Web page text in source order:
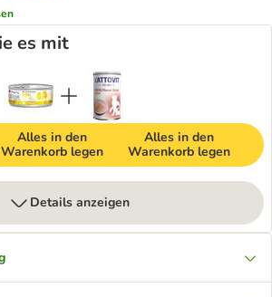
es mit
Alles in den
Warenkorb legen
Alles in den
Warenkorb legen
Details anzeigen